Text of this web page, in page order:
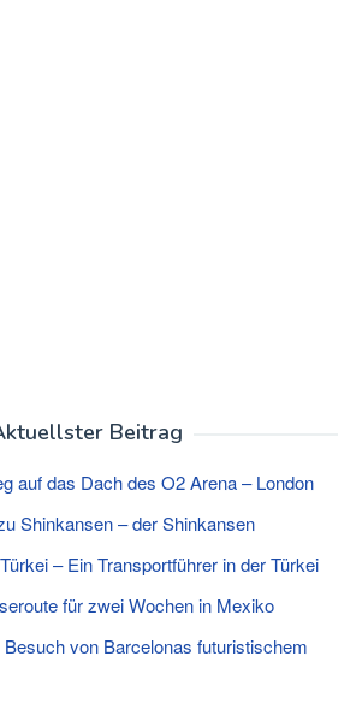
Beitrag
auf das Dach des O2 Arena – London
Shinkansen – der Shinkansen
– Ein Transportführer in der Türkei
für zwei Wochen in Mexiko
von Barcelonas futuristischem